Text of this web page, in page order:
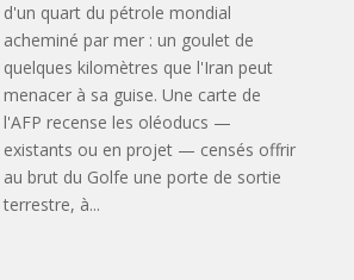
d'un quart du pétrole mondial
acheminé par mer : un goulet de
quelques kilomètres que l'Iran peut
menacer à sa guise. Une carte de
l'AFP recense les oléoducs —
existants ou en projet — censés offrir
au brut du Golfe une porte de sortie
terrestre, à...